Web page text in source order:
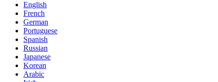
English
French
German
Portuguese
Spanish
Russian
Japanese
Korean
Arabic